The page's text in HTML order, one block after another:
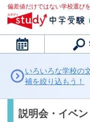
偏差値だけではない学校選びを
カレンダー
いろいろな学校の
補を絞り込もう！
説明会・イベ